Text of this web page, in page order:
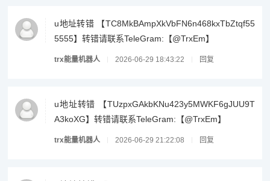
u地址转错 【TC8MkBAmpXkVbFN6n468kxTbZtqf55
5555】转错请联系TeleGram:【@TrxEm】
trx能量机器人 2026-06-29 18:43:22 回复
u地址转错 【TUzpxGAkbKNu423y5MWKF6gJUU9T
A3koXG】转错请联系TeleGram:【@TrxEm】
trx能量机器人 2026-06-29 21:22:08 回复